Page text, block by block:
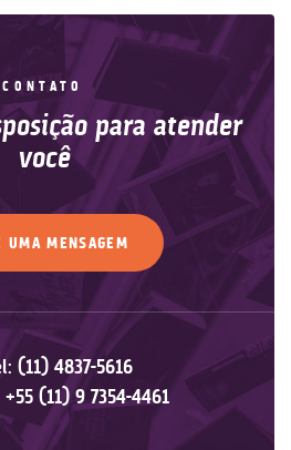
CONTATO
para atender
você
UMA MENSAGEM
(11) 4837-5616
(11) 9 7354-4461